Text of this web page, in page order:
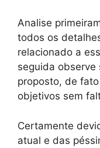
Analise
todos os
relacionado a
seguida observe
proposto, de
objetivos sem
Certamente
atual e das